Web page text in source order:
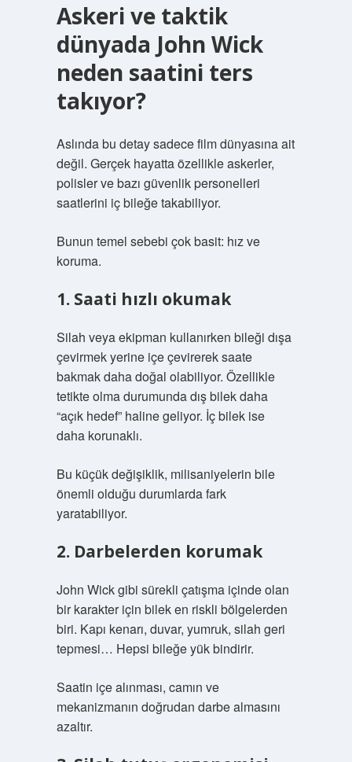
Askeri ve taktik
dünyada John Wick
neden saatini ters
takıyor?
Aslında bu detay sadece film dünyasına ait
değil. Gerçek hayatta özellikle askerler,
polisler ve bazı güvenlik personelleri
saatlerini iç bileğe takabiliyor.
Bunun temel sebebi çok basit: hız ve
koruma.
1. Saati hızlı okumak
Silah veya ekipman kullanırken bileği dışa
çevirmek yerine içe çevirerek saate
bakmak daha doğal olabiliyor. Özellikle
tetikte olma durumunda dış bilek daha
“açık hedef” haline geliyor. İç bilek ise
daha korunaklı.
Bu küçük değişiklik, milisaniyelerin bile
önemli olduğu durumlarda fark
yaratabiliyor.
2. Darbelerden korumak
John Wick gibi sürekli çatışma içinde olan
bir karakter için bilek en riskli bölgelerden
biri. Kapı kenarı, duvar, yumruk, silah geri
tepmesi… Hepsi bileğe yük bindirir.
Saatin içe alınması, camın ve
mekanizmanın doğrudan darbe almasını
azaltır.